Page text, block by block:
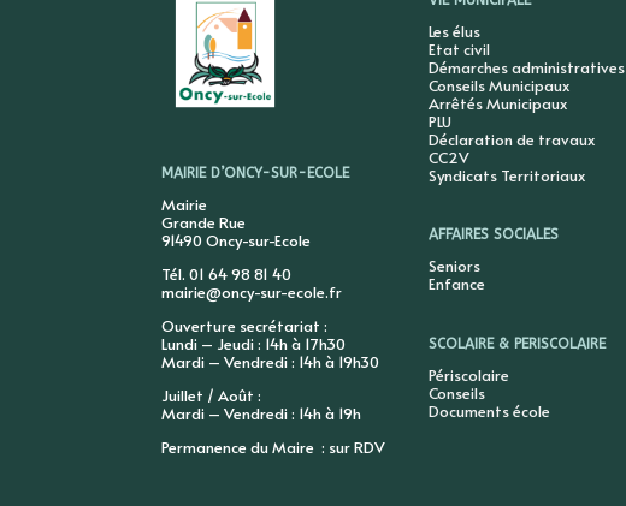
MAIRIE D’ONCY-SUR-ECOLE
Mairie
Grande Rue
91490 Oncy-sur-Ecole
Tél. 01 64 98 81 40
mairie@oncy-sur-ecole.fr
Ouverture secrétariat :
Lundi – Jeudi : 14h à 17h30
Mardi – Vendredi : 14h à 19h30
Juillet / Août :
Mardi – Vendredi : 14h à 19h
Permanence du Maire : sur RDV
Les élus
Etat civil
Démarches administratives
Conseils Municipaux
Arrêtés Municipaux
PLU
Déclaration de travaux
CC2V
Syndicats Territoriaux
AFFAIRES SOCIALES
Seniors
Enfance
SCOLAIRE & PERISCOLAIRE
Périscolaire
Conseils
Documents école